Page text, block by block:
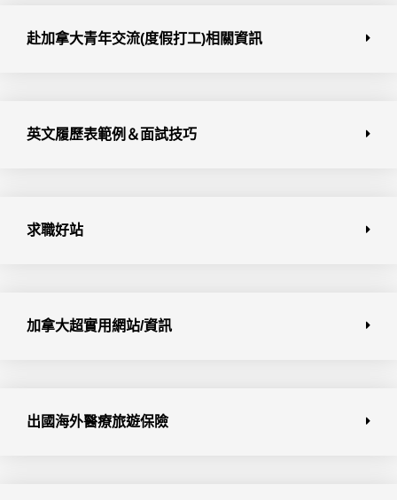
赴加拿大青年交流(度假打工)相關資訊
英文履歷表範例＆面試技巧
求職好站
加拿大超實用網站/資訊
出國海外醫療旅遊保險